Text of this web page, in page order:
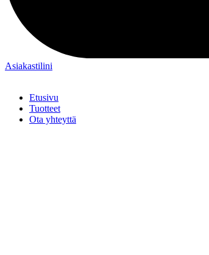
Asiakastilini
Etusivu
Tuotteet
Ota yhteyttä